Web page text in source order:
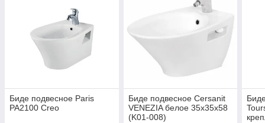
Биде подвесное Paris
PA2100 Creo
Биде подвесное Cersanit
VENEZIA белое 35x35x58
(K01-008)